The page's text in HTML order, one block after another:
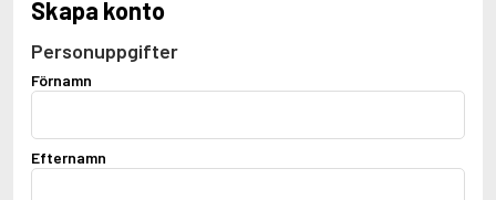
Skapa konto
Personuppgifter
Förnamn
Efternamn